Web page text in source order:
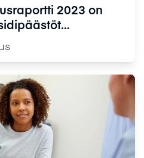
2023 on
saatavuus